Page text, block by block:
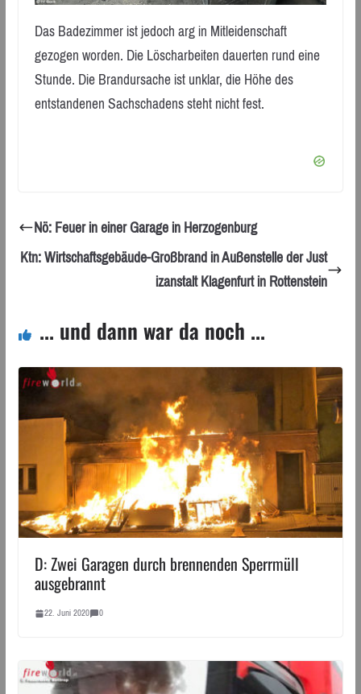
Das Badezimmer ist jedoch arg in Mitleidenschaft
gezogen worden. Die Löscharbeiten dauerten rund eine
Stunde. Die Brandursache ist unklar, die Höhe des
entstandenen Sachschadens steht nicht fest.
Nö: Feuer in einer Garage in Herzogenburg
Ktn: Wirtschaftsgebäude-Großbrand in Außenstelle der Just
izanstalt Klagenfurt in Rottenstein
... und dann war da noch ...
D: Zwei Garagen durch brennenden Sperrmüll
ausgebrannt
22. Juni 2020 0